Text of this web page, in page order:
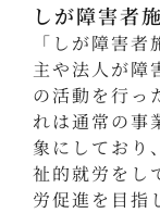
しが障害者
「しが障害
主や法人が障
の活動を行っ
れは通常の事
象にしており
祉的就労をし
労促進を目指